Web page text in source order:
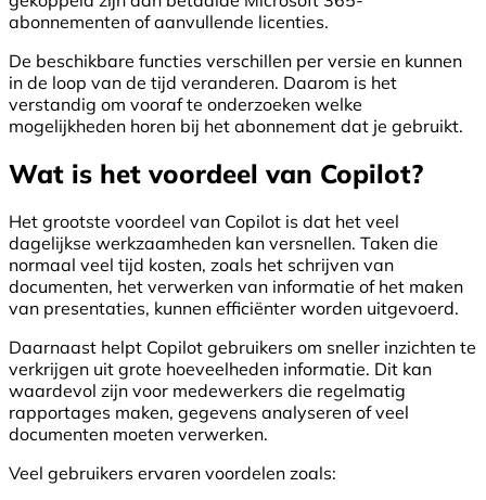
abonnementen of aanvullende licenties.
De beschikbare functies verschillen per versie en kunnen
in de loop van de tijd veranderen. Daarom is het
verstandig om vooraf te onderzoeken welke
mogelijkheden horen bij het abonnement dat je gebruikt.
Wat is het voordeel van Copilot?
Het grootste voordeel van Copilot is dat het veel
dagelijkse werkzaamheden kan versnellen. Taken die
normaal veel tijd kosten, zoals het schrijven van
documenten, het verwerken van informatie of het maken
van presentaties, kunnen efficiënter worden uitgevoerd.
Daarnaast helpt Copilot gebruikers om sneller inzichten te
verkrijgen uit grote hoeveelheden informatie. Dit kan
waardevol zijn voor medewerkers die regelmatig
rapportages maken, gegevens analyseren of veel
documenten moeten verwerken.
Veel gebruikers ervaren voordelen zoals: